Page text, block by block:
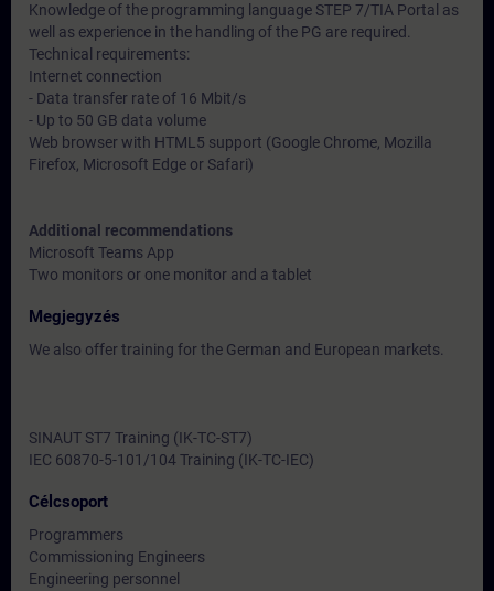
Knowledge of the programming language STEP 7/TIA Portal as
well as experience in the handling of the PG are required.
Technical requirements:
Internet connection
- Data transfer rate of 16 Mbit/s
- Up to 50 GB data volume
Web browser with HTML5 support (Google Chrome, Mozilla
Firefox, Microsoft Edge or Safari)
Additional recommendations
Microsoft Teams App
Two monitors or one monitor and a tablet
Megjegyzés
We also offer training for the German and European markets.
SINAUT ST7 Training (IK-TC-ST7)
IEC 60870-5-101/104 Training (IK-TC-IEC)
Célcsoport
Programmers
Commissioning Engineers
Engineering personnel